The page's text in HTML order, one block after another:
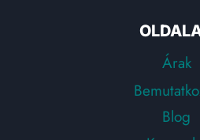
Árak
Blog